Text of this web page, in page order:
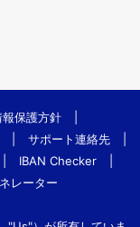
保護方針
サポート連絡先
IBAN Checker
レーター